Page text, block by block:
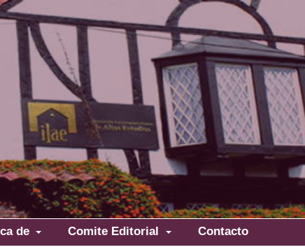
de Comite Editorial Contacto